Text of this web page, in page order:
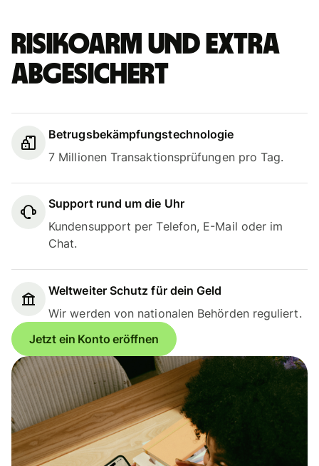
Risikoarm und extra
abgesichert
Betrugsbekämpfungstechnologie
7 Millionen Transaktionsprüfungen pro Tag.
Support rund um die Uhr
Kundensupport per Telefon, E-Mail oder im
Chat.
Weltweiter Schutz für dein Geld
Wir werden von nationalen Behörden reguliert.
Jetzt ein Konto eröffnen